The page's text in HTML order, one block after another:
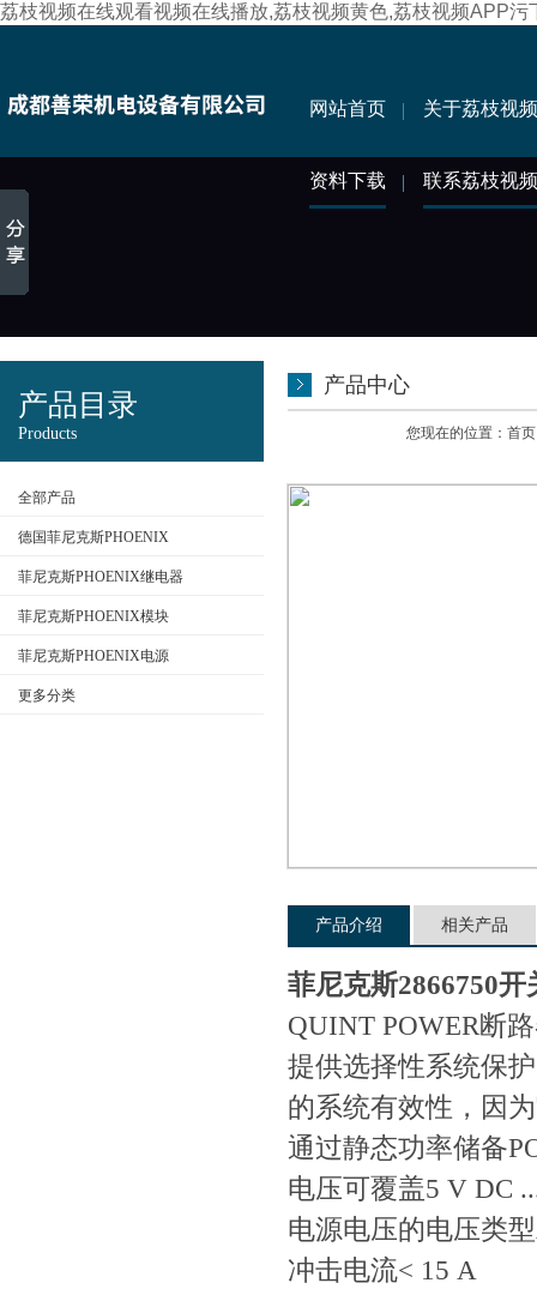
荔枝视频在线观看视频在线播放,荔枝视频黄色,荔枝视频APP
网站首页 关于荔枝视
资料下载 联系荔枝视
产品目录
Products
全部产品
德国菲尼克斯PHOENIX
菲尼克斯PHOENIX继电器
菲尼克斯PHOENIX模块
菲尼克斯PHOENIX电源
更多分类
产品中心
您现在的位置： 首页
产品介绍 相关产品
菲尼克斯2866750
QUINT POWER断
提供选择性系统保
的系统有效性，
通过静态功率储备
电压可覆盖5 V DC ...
电源电压的电压类型
冲击电流< 15 A